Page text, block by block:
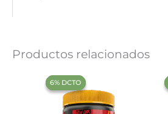
Productos relacionados
‍6% DCTO‍‍
‍6% DCTO‍‍